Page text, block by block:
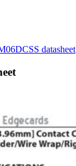
datasheet